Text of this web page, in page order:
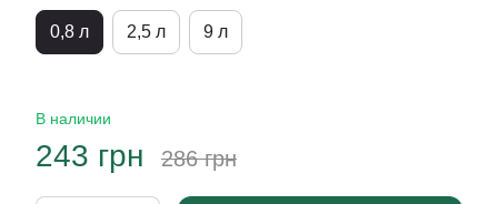
0,8 л 2,5 л 9 л
В наличии
243 грн 286 грн